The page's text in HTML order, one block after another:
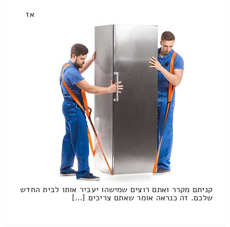
אז
קניתם מקרר ואתם רוצים שמישהו יעביר אותו לבית החדש
שלכם. זה כנראה אומר שאתם צריכים […]